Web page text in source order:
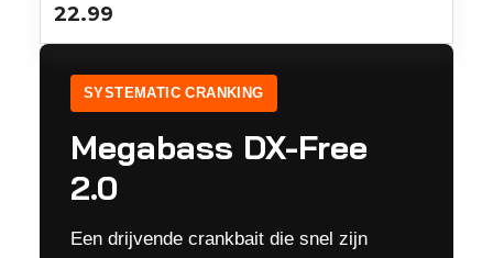
22.99
SYSTEMATIC CRANKING
Megabass DX-Free
2.0
Een drijvende crankbait die snel zijn